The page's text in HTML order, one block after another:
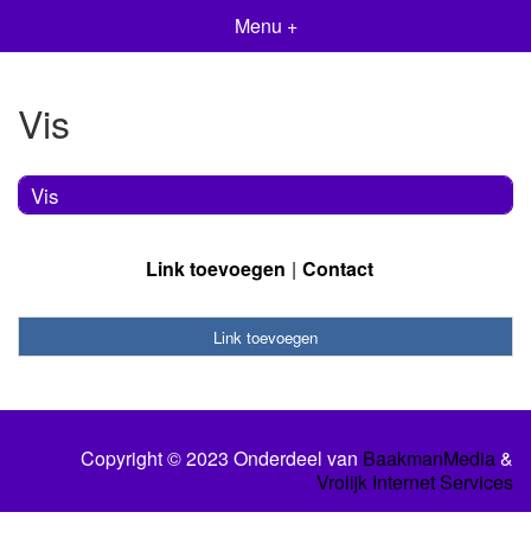
Menu +
Vis
Vis
Link toevoegen Contact
Link toevoegen
Copyright © 2023 Onderdeel van BaakmanMedia&
Vrolijk Internet Services